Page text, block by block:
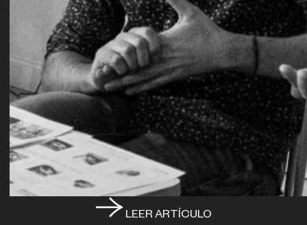
LEER ARTÍCULO